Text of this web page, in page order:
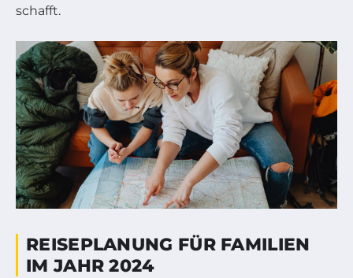
schafft.
REISEPLANUNG FÜR FAMILIEN
IM JAHR 2024